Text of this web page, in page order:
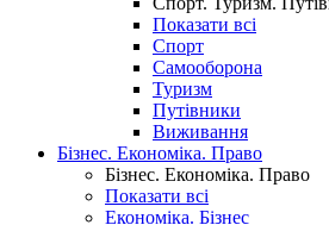
Показати всі
Спорт
Самооборона
Туризм
Путівники
Виживання
Бізнес. Економіка. Право
Бізнес. Економіка. Право
Показати всі
Економіка. Бізнес